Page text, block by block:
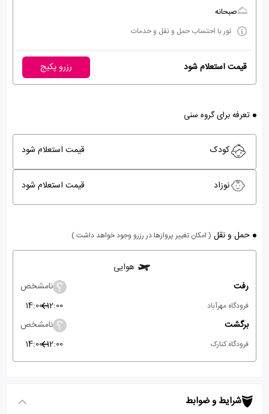
صبحانه
تور با احتساب حمل و نقل و خدمات
قیمت استعلام شود رزرو پکیج
تعرفه برای گروه سنی
کودک قیمت استعلام شود
نوزاد قیمت استعلام شود
حمل و نقل ( امکان تغییر پروازها در رزرو وجود خواهد داشت )
هوایی
رفت
نامشخص
فرودگاه مهرآباد 12:00
14:00
برگشت
نامشخص
فرودگاه کنارک 12:00
14:00
شرایط و ضوابط